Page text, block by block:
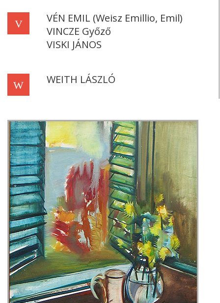
V
VÉN EMIL (Weisz Emillio, Emil)
VINCZE Győző
VISKI JÁNOS
W WEITH LÁSZLÓ